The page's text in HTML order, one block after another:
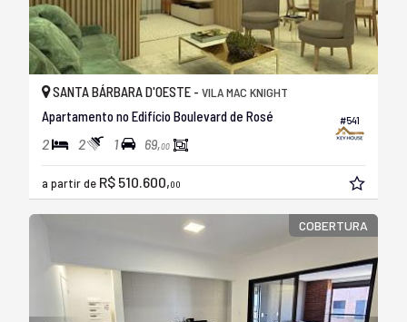
#541
SANTA BÁRBARA D'OESTE - VILA MAC KNIGHT
Apartamento no Edifício Boulevard de Rosé
2 2 1 69,00
a partir de R$ 510.600,00
COBERTURA